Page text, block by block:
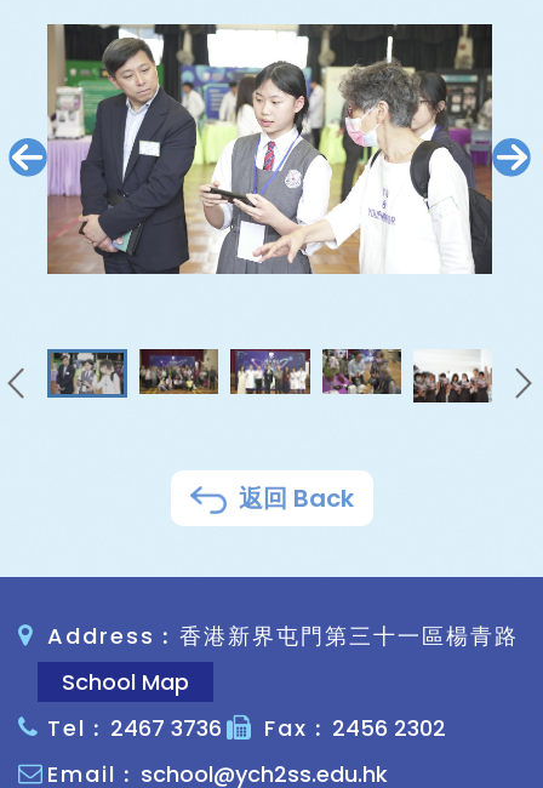
返回 Back
Address︰香港新界屯門第三十一區楊青路
School Map
Tel︰ 2467 3736 Fax︰ 2456 2302
Email︰ school@ych2ss.edu.hk